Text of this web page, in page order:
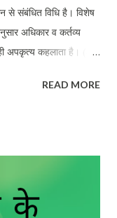
से संबंधित विधि है। विशेष
अधिकार व कर्तव्य
अपकृत्य कहलाता है। (2)
court) में क्षतिपूर्ति के
हैं, अर्थात् पीड़ित
अपकृत्य से पूर्व था ।
Tort law is the law
READ MORE